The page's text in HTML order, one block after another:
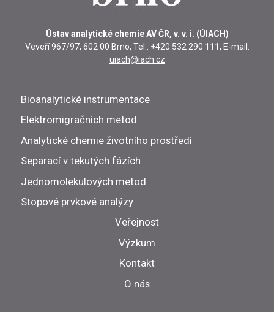
Ústav analytické chemie AV ČR, v. v. i. (ÚIACH)
Veveří 967/97, 602 00 Brno, Tel.: +420 532 290 111, E-mail:
uiach@iach.cz
Bioanalytické instrumentace
Elektromigračních metod
Analytické chemie životního prostředí
Separací v tekutých fázích
Jednomolekulových metod
Stopové prvkové analýzy
Veřejnost
Výzkum
Kontakt
O nás